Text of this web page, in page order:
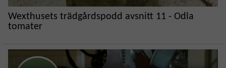
Wexthusets trädgårdspodd avsnitt 11 - Odla
tomater